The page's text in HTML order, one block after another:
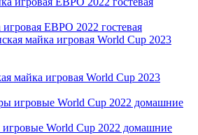
ЕВРО 2022 гостевая
майка игровая World Cup 2023
World Cup 2022 домашние